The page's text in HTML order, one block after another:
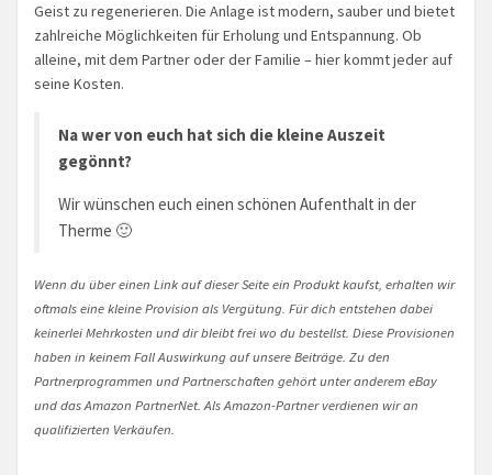
Geist zu regenerieren. Die Anlage ist modern, sauber und bietet
zahlreiche Möglichkeiten für Erholung und Entspannung. Ob
alleine, mit dem Partner oder der Familie – hier kommt jeder auf
seine Kosten.
Na wer von euch hat sich die kleine Auszeit
gegönnt?
Wir wünschen euch einen schönen Aufenthalt in der
Therme 🙂
Wenn du über einen Link auf dieser Seite ein Produkt kaufst, erhalten wir
oftmals eine kleine Provision als Vergütung. Für dich entstehen dabei
keinerlei Mehrkosten und dir bleibt frei wo du bestellst. Diese Provisionen
haben in keinem Fall Auswirkung auf unsere Beiträge. Zu den
Partnerprogrammen und Partnerschaften gehört unter anderem eBay
und das Amazon PartnerNet. Als Amazon-Partner verdienen wir an
qualifizierten Verkäufen.